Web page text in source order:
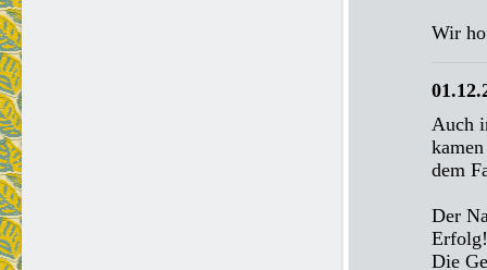
Wir
Auch
dem
Der
Die